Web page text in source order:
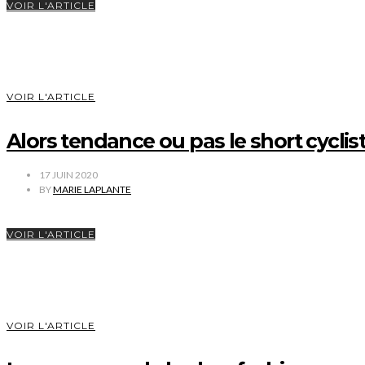
VOIR L'ARTICLE
VOIR L'ARTICLE
Alors tendance ou pas le short
17 JUIN 2020
BYMARIE LAPLANTE
VOIR L'ARTICLE
VOIR L'ARTICLE